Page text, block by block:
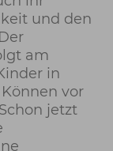
und den
am
in
vor
jetzt